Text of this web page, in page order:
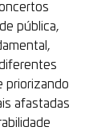
pública,
priorizando
afastadas